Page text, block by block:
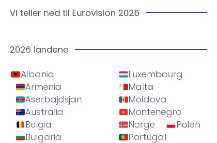
Vi teller ned til Eurovision 2026
2026 landene
Albania
Armenia
Aserbajdsjan
Australia
Belgia
Bulgaria
Luxembourg
Malta
Moldova
Montenegro
Norge
Polen
Portugal